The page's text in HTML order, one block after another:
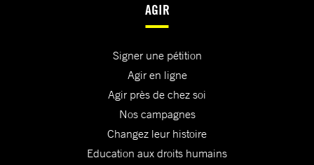
AGIR
Signer une pétition
Agir en ligne
Agir près de chez soi
Nos campagnes
Changez leur histoire
Education aux droits humains